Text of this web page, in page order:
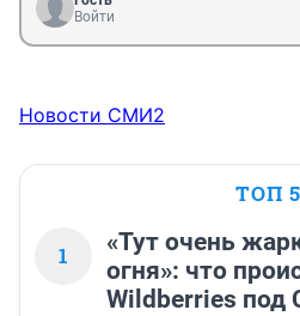
Войти
Новости СМИ2
ТОП 5
1
«Тут очень
огня»: что
Wildberries под